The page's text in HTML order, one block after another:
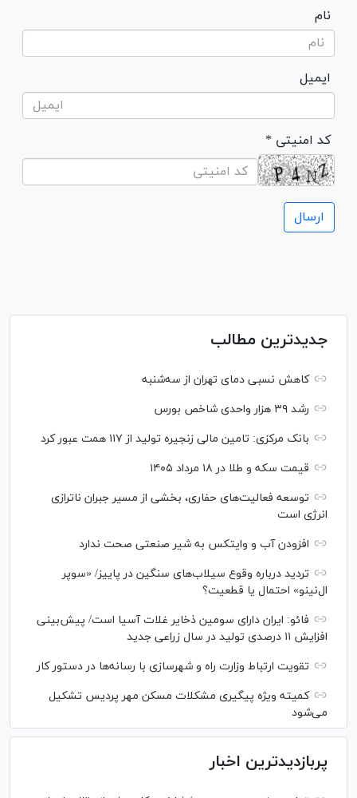
نام
ایمیل
* کد امنیتی
جدیدترین مطالب
کاهش نسبی دمای تهران از سه‌شنبه
رشد ۳۹ هزار واحدی شاخص بورس
بانک مرکزی: تامین مالی زنجیره تولید از ۱۱۷ همت عبور کرد
قیمت سکه و طلا در ۱۸ مرداد ۱۴۰۵
توسعه فعالیت‌های حفاری، بخشی از مسیر جبران ناترازی
انرژی است
افزودن آب و وایتکس به شیر صنعتی صحت ندارد
تردید درباره وقوع سیلاب‌های سنگین در پاییز/ «سوپر
ال‌نینو» احتمال یا قطعیت؟
فائو: ایران دارای سومین ذخایر غلات آسیا است/ پیش‌بینی
افزایش ۱۱ درصدی تولید در سال زراعی جدید
تقویت ارتباط وزارت راه و شهرسازی با رسانه‌ها در دستور کار
کمیته ویژه پیگیری مشکلات مسکن مهر پردیس تشکیل
می‌شود
پربازدیدترین اخبار